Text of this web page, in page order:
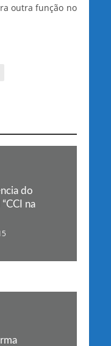
outra função no
do
na